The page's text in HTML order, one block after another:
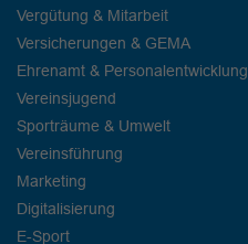
Vergütung & Mitarbeit
Versicherungen & GEMA
Ehrenamt & Personalentwicklung
Vereinsjugend
Sporträume & Umwelt
Vereinsführung
Marketing
Digitalisierung
E-Sport